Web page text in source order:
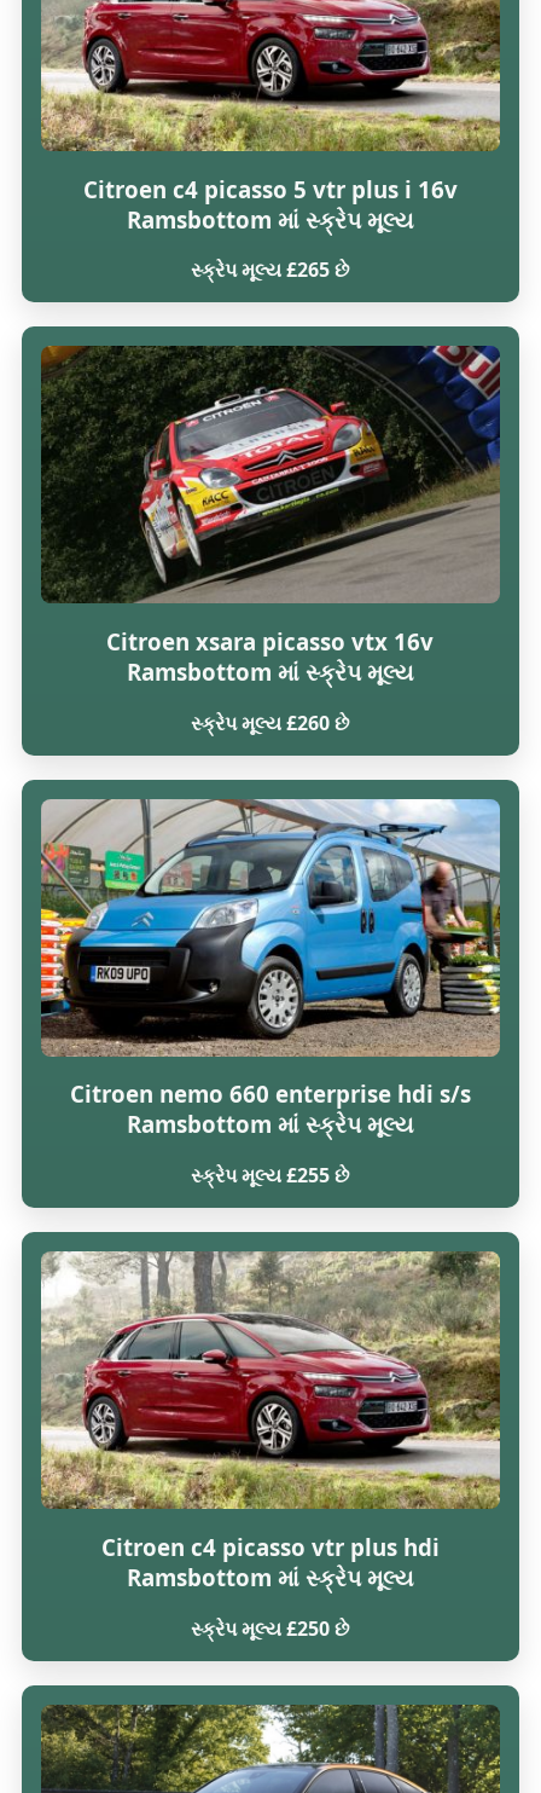
Citroen c4 picasso 5 vtr plus i 16v
Ramsbottom માં સ્ક્રેપ મૂલ્ય
સ્ક્રેપ મૂલ્ય £265 છે
Citroen xsara picasso vtx 16v
Ramsbottom માં સ્ક્રેપ મૂલ્ય
સ્ક્રેપ મૂલ્ય £260 છે
Citroen nemo 660 enterprise hdi s/s
Ramsbottom માં સ્ક્રેપ મૂલ્ય
સ્ક્રેપ મૂલ્ય £255 છે
Citroen c4 picasso vtr plus hdi
Ramsbottom માં સ્ક્રેપ મૂલ્ય
સ્ક્રેપ મૂલ્ય £250 છે